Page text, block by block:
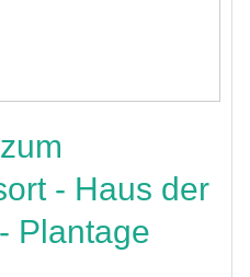
- Haus der
Plantage